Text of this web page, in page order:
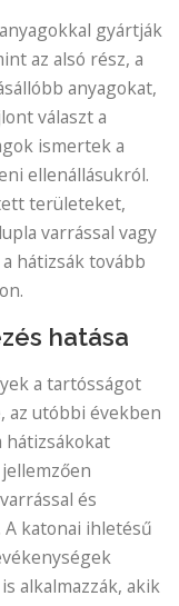
gyártják
az alsó rész, a
anyagokat,
választ a
ismertek a
ellenállásukról.
területeket,
varrással vagy
hátizsák tovább
hatása
a tartósságot
az utóbbi években
hátizsákokat
és
katonai ihletésű
alkalmazzák, akik